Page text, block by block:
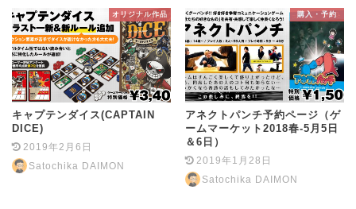
オリジナル作品
キャプテンダイス(CAPTAIN
DICE)
2019年2月6日
Satochika DAIMON
購入・予約
アネクトパンチ予約ページ（ゲ
ームマーケット2018春-5月5日
＆6日）
2019年1月28日
Satochika DAIMON